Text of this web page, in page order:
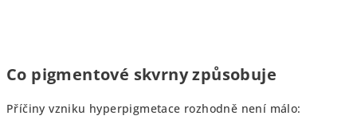
Co pigmentové skvrny způsobuje
Příčiny vzniku hyperpigmetace rozhodně není málo: